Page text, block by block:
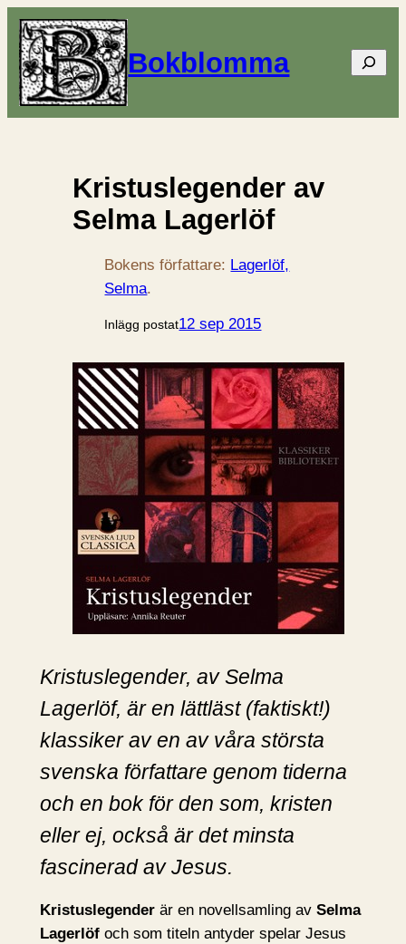
Bokblomma Sök
Kristuslegender av
Selma Lagerlöf
Bokens författare: Lagerlöf,
Selma.
Inlägg postat12 sep 2015
Kristuslegender, av Selma
Lagerlöf, är en lättläst (faktiskt!)
klassiker av en av våra största
svenska författare genom tiderna
och en bok för den som, kristen
eller ej, också är det minsta
fascinerad av Jesus.
Kristuslegenderär en novellsamling av Selma
Lagerlöfoch som titeln antyder spelar Jesus